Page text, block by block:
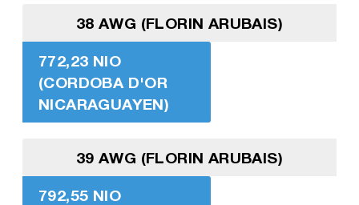
38 AWG (FLORIN ARUBAIS)
772,23 NIO
(CORDOBA D'OR
NICARAGUAYEN)
39 AWG (FLORIN ARUBAIS)
792,55 NIO